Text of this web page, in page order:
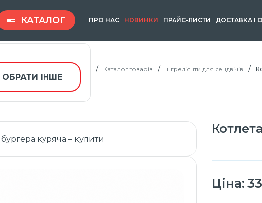
КАТАЛОГ ПРО НАС НОВИНКИ ПРАЙС-ЛИСТИ ДОСТАВКА І
ОБРАТИ ІНШЕ
Головна Каталог товарів Інгредієнти для сендвічів
Ціна: